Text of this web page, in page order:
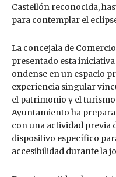
Castellón reconocida,
para contemplar el
La concejala de
presentado esta
ondense en un espacio
experiencia singular
el patrimonio y el turismo
Ayuntamiento ha
con una actividad previa
dispositivo específico
accesibilidad durante la